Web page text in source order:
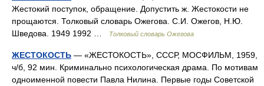
Жестокий поступок, обращение. Допустить ж. Жестокости не
прощаются. Толковый словарь Ожегова. С.И. Ожегов, Н.Ю.
Шведова. 1949 1992 …
Толковый словарь Ожегова
ЖЕСТОКОСТЬ — «ЖЕСТОКОСТЬ», СССР, МОСФИЛЬМ, 1959,
ч/б, 92 мин. Криминально психологическая драма. По мотивам
одноименной повести Павла Нилина. Первые годы Советской